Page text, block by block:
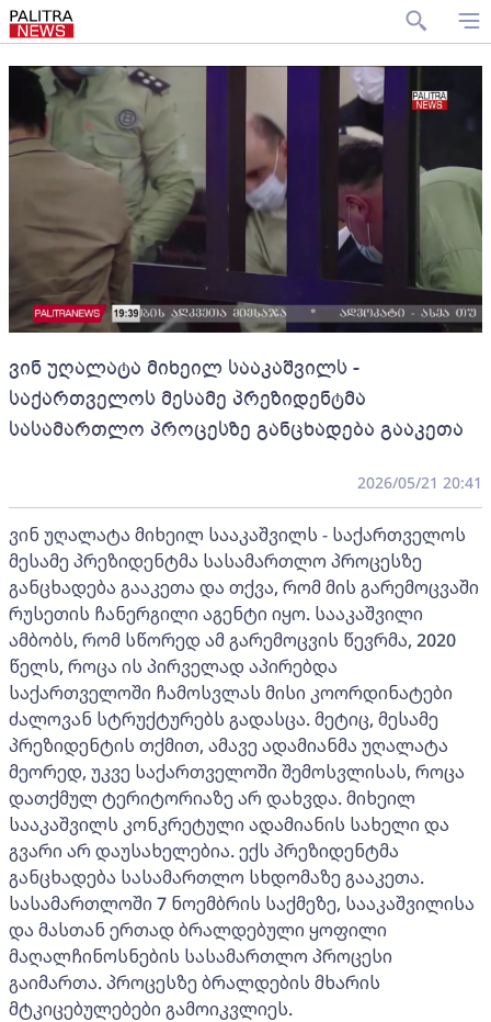
ვინ უღალატა მიხეილ სააკაშვილს -
საქართველოს მესამე პრეზიდენტმა
სასამართლო პროცესზე განცხადება გააკეთა
2026/05/21 20:41
ვინ უღალატა მიხეილ სააკაშვილს - საქართველოს
მესამე პრეზიდენტმა სასამართლო პროცესზე
განცხადება გააკეთა და თქვა, რომ მის გარემოცვაში
რუსეთის ჩანერგილი აგენტი იყო. სააკაშვილი
ამბობს, რომ სწორედ ამ გარემოცვის წევრმა, 2020
წელს, როცა ის პირველად აპირებდა
საქართველოში ჩამოსვლას მისი კოორდინატები
ძალოვან სტრუქტურებს გადასცა. მეტიც, მესამე
პრეზიდენტის თქმით, ამავე ადამიანმა უღალატა
მეორედ, უკვე საქართველოში შემოსვლისას, როცა
დათქმულ ტერიტორიაზე არ დახვდა. მიხეილ
სააკაშვილს კონკრეტული ადამიანის სახელი და
გვარი არ დაუსახელებია. ექს პრეზიდენტმა
განცხადება სასამართლო სხდომაზე გააკეთა.
სასამართლოში 7 ნოემბრის საქმეზე, სააკაშვილისა
და მასთან ერთად ბრალდებული ყოფილი
მაღალჩინოსნების სასამართლო პროცესი
გაიმართა. პროცესზე ბრალდების მხარის
მტკიცებულებები გამოიკვლიეს.